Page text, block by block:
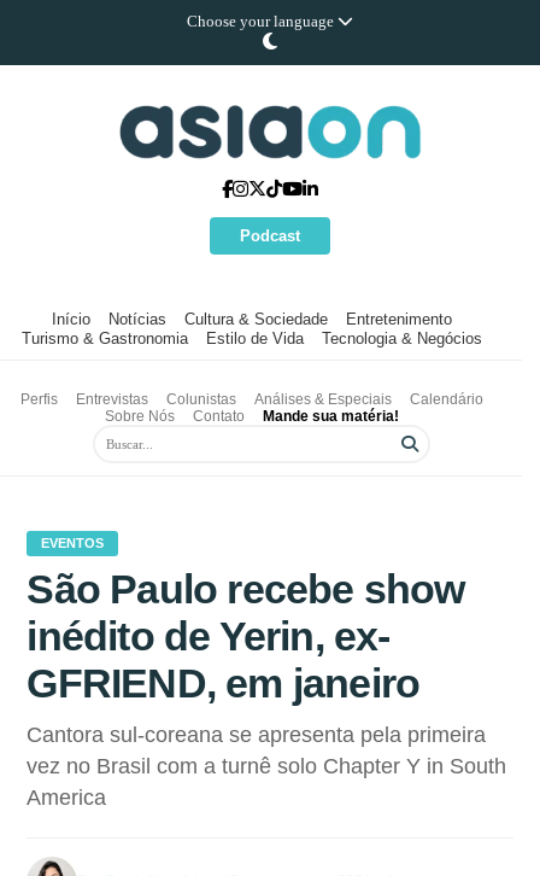
Choose your language
Podcast
Início Notícias Cultura & Sociedade
Entretenimento
Turismo & Gastronomia
Estilo de Vida Tecnologia & Negócios
Perfis Entrevistas Colunistas Análises & Especiais
Calendário
Sobre Nós
Contato Mande sua matéria!
EVENTOS
São Paulo recebe show
inédito de Yerin, ex-
GFRIEND, em janeiro
Cantora sul-coreana se apresenta pela primeira
vez no Brasil com a turnê solo Chapter Y in South
America